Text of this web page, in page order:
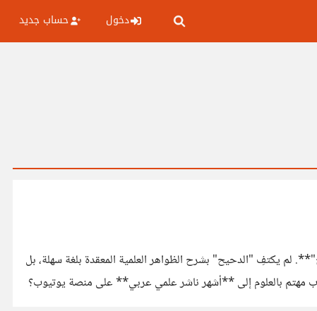
دخول حساب جديد
لم يكتفِ "الدحيح" بشرح الظواهر العلمية المعقدة بلغة سهلة، بل
مهتم بالعلوم إلى **أشهر ناشر علمي عربي** على منصة يوتيوب؟